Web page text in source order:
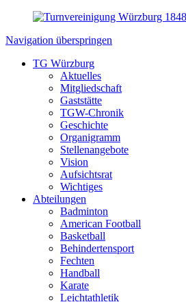
Navigation überspringen
TG Würzburg
Aktuelles
Mitgliedschaft
Gaststätte
TGW-Chronik
Geschichte
Organigramm
Stellenangebote
Vision
Aufsichtsrat
Wichtiges
Abteilungen
Badminton
American Football
Basketball
Behindertensport
Fechten
Handball
Karate
Leichtathletik